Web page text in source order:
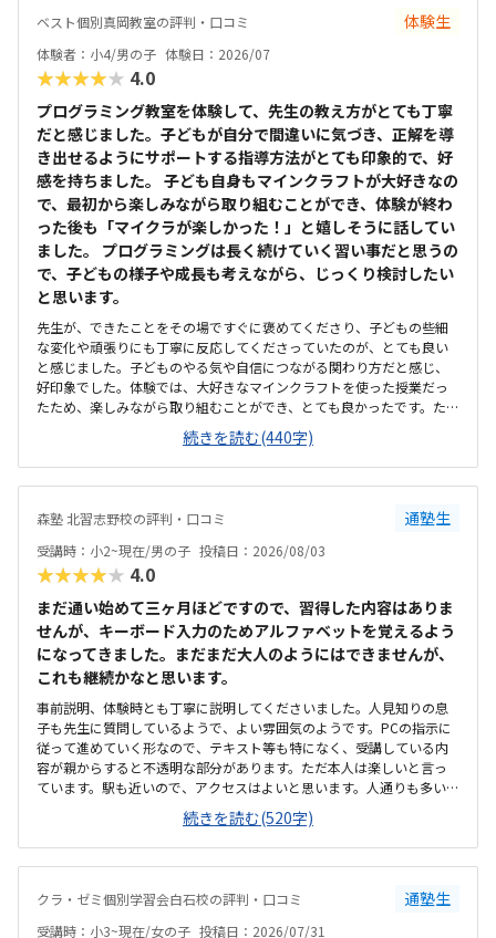
ベスト個別真岡教室の評判・口コミ 体験生
体験者：小4/男の子 体験日：2026/07
★★★★★ 4.0
プログラミング教室を体験して、先生の教え方がとても丁寧
だと感じました。子どもが自分で間違いに気づき、正解を導
き出せるようにサポートする指導方法がとても印象的で、好
感を持ちました。 子ども自身もマインクラフトが大好きなの
で、最初から楽しみながら取り組むことができ、体験が終わ
った後も「マイクラが楽しかった！」と嬉しそうに話してい
ました。 プログラミングは長く続けていく習い事だと思うの
で、子どもの様子や成長も考えながら、じっくり検討したい
と思います。
先生が、できたことをその場ですぐに褒めてくださり、子どもの些細
な変化や頑張りにも丁寧に反応してくださっていたのが、とても良い
と感じました。子どものやる気や自信につながる関わり方だと感じ、
好印象でした。体験では、大好きなマインクラフトを使った授業だっ
たため、楽しみながら取り組むことができ、とても良かったです。た
だ、今後もずっとマインクラフトを使った内容ではないと伺ったの
で、その後も興味を持って取り組めるかどうかは少し気になる点でし
た。教室は自宅から15分ほどの距離にあり、通いやすいと感じまし
た。また、駐車場もあるため、送り迎えもしやすく、安心して通わせ
ているわけではありませんが、壁などで視線が分散しにくい工夫がさ
れており、集中しやすい雰囲気だと感じました。月4回（1回50分）で
約12,000円という料金は、我が家にとってはやや高く感じますが、プ
ログラミング教室の相場を考えると、妥当な金額なのかなと思いまし
た。
続きを読む(440字)
森塾 北習志野校の評判・口コミ 通塾生
受講時：小2~現在/男の子 投稿日：2026/08/03
★★★★★ 4.0
まだ通い始めて三ヶ月ほどですので、習得した内容はありま
せんが、キーボード入力のためアルファベットを覚えるよう
になってきました。まだまだ大人のようにはできませんが、
これも継続かなと思います。
事前説明、体験時とも丁寧に説明してくださいました。人見知りの息
子も先生に質問しているようで、よい雰囲気のようです。PCの指示に
従って進めていく形なので、テキスト等も特になく、受講している内
容が親からすると不透明な部分があります。ただ本人は楽しいと言っ
ています。駅も近いので、アクセスはよいと思います。人通りも多いの
で、一人で通わせてもそんなに問題ないかと思います。ただビルが少
し古いので、子供からすると怖いかもしれません。高校受験を主とす
る塾なので、小2の息子からすると静かかなと思います。ただそのぶん
騒がずいるようなので、雰囲気は悪くないと思います。プログラミン
で、これから様子を見たいと思います。体験のとき、PCの不具合でス
タートが遅くなり、所定の時間よりも受講時間が短くなってしまった
続きを読む(520字)
クラ・ゼミ個別学習会白石校の評判・口コミ 通塾生
受講時：小3~現在/女の子 投稿日：2026/07/31